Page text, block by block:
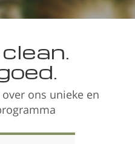
Noors
Russisch
Chinees
Arabisch
Nepalees
ons unieke en